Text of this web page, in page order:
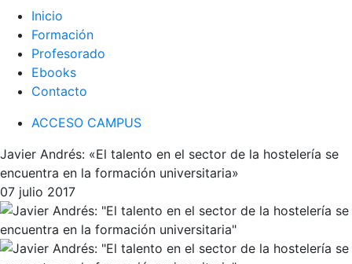
Inicio
Formación
Profesorado
Ebooks
Contacto
ACCESO CAMPUS
Javier Andrés: «El talento en el sector de la hostelería se
encuentra en la formación universitaria»
07 julio 2017